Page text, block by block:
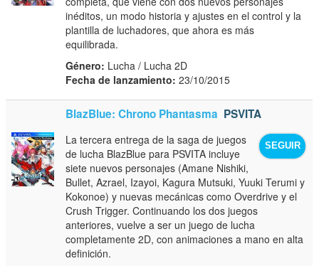
inéditos, un modo historia y ajustes en el control y la
plantilla de luchadores, que ahora es más
equilibrada.
Género: Lucha / Lucha 2D
Fecha de lanzamiento: 23/10/2015
BlazBlue: Chrono Phantasma PSVITA
SEGUIR
La tercera entrega de la saga de juegos
de lucha BlazBlue para PSVITA incluye
siete nuevos personajes (Amane Nishiki,
Bullet, Azrael, Izayoi, Kagura Mutsuki, Yuuki Terumi y
Kokonoe) y nuevas mecánicas como Overdrive y el
Crush Trigger. Continuando los dos juegos
anteriores, vuelve a ser un juego de lucha
completamente 2D, con animaciones a mano en alta
definición.